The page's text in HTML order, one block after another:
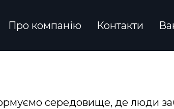
Про компанію Контакти
середовище, де люди